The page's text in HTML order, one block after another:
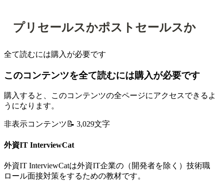
プリセールスかポストセールスか
全て読むには購入が必要です
このコンテンツを全て読むには購入が必要です
購入すると、このコンテンツの全ページにアクセスできるよ
うになります。
非表示コンテンツ 📝 3,029文字
外資IT InterviewCat
外資IT InterviewCatは外資IT企業の（開発者を除く）技術職
ロール面接対策をするための教材です。